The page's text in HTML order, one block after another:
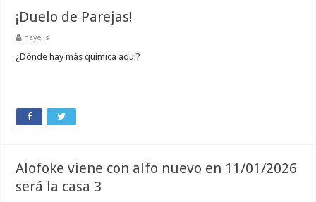
¡Duelo de Parejas!
nayelis
¿Dónde hay más química aquí?
Alofoke viene con alfo nuevo en 11/01/2026
será la casa 3